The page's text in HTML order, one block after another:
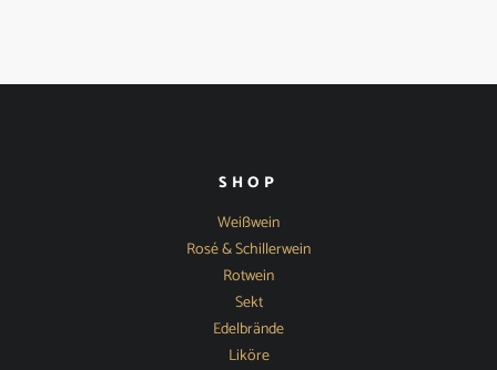
SHOP
Weißwein
Rosé & Schillerwein
Rotwein
Sekt
Edelbrände
Liköre